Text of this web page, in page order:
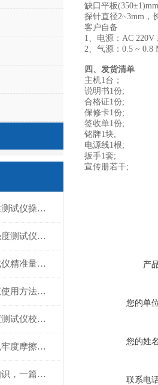
人工血管整体水渗漏性测试仪操作中最容易出错的步骤
人工血管反复穿刺后强度测试仪是什么？透析患者的“生命管“质量靠它把关！
注射针针尖刺穿力测试仪精准量化针尖锋利度，构筑临床安全防线
导尿管耐弯曲性测试仪使用方法与操作规范
人工血管探头破裂强度测试仪校准规范：精准赋能医疗安全的技术基准
教你怎样正确的操作色牢度摩擦测试机
细菌过滤测试仪基础知识，一篇搞定
缺口平板
探针直径2~3mm，
客户自备
1、电源：AC 220V
2、气源：0.5 ~ 0.8
四、发货清单
主机1台；
说明书1份;
合格证1份;
保修卡1份;
签收单1份;
铭牌1块;
电源线1根;
扳手1套;
宣传册若干;
产
您的单
您的姓
联系电